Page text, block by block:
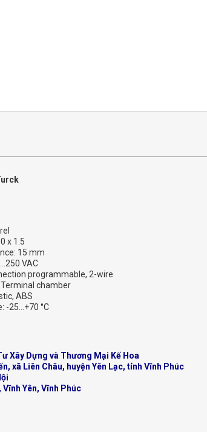
x 1.5
15 mm
VAC
programmable, 2-wire
chamber
ABS
-25…+70 °C
Xây Dựng và Thương Mại Kế Hoa
xã Liên Châu, huyện Yên Lạc, tỉnh Vĩnh Phúc
Yên, Vĩnh Phúc